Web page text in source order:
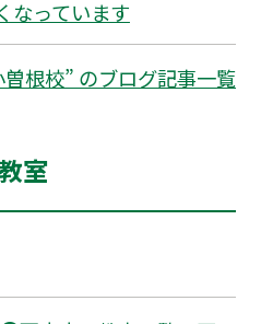
なっています
曽根校” のブログ記事一覧
室